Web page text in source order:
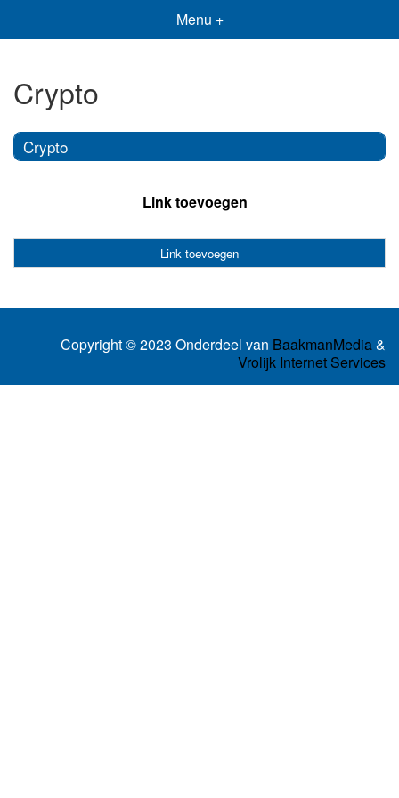
Menu +
Crypto
Crypto
Link toevoegen
Link toevoegen
Copyright © 2023 Onderdeel van BaakmanMedia&
Vrolijk Internet Services